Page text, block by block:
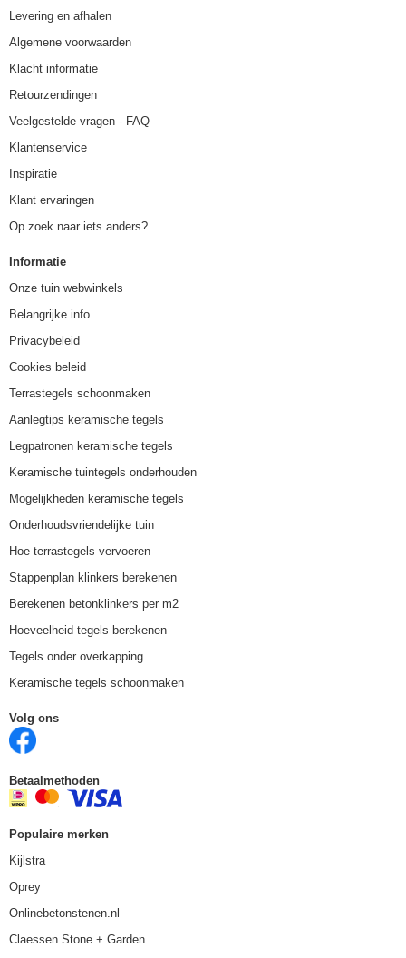
Levering en afhalen
Algemene voorwaarden
Klacht informatie
Retourzendingen
Veelgestelde vragen - FAQ
Klantenservice
Inspiratie
Klant ervaringen
Op zoek naar iets anders?
Informatie
Onze tuin webwinkels
Belangrijke info
Privacybeleid
Cookies beleid
Terrastegels schoonmaken
Aanlegtips keramische tegels
Legpatronen keramische tegels
Keramische tuintegels onderhouden
Mogelijkheden keramische tegels
Onderhoudsvriendelijke tuin
Hoe terrastegels vervoeren
Stappenplan klinkers berekenen
Berekenen betonklinkers per m2
Hoeveelheid tegels berekenen
Tegels onder overkapping
Keramische tegels schoonmaken
Volg ons
Betaalmethoden
Populaire merken
Kijlstra
Oprey
Onlinebetonstenen.nl
Claessen Stone + Garden